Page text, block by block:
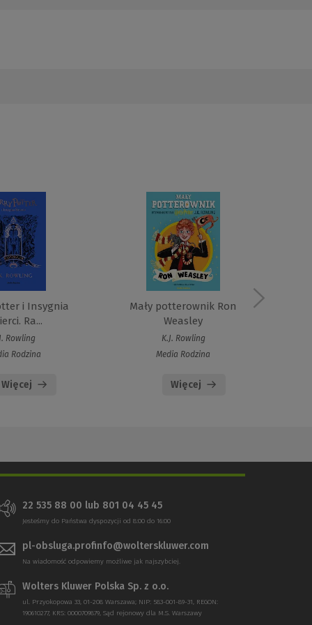
i Insygnia
Ra...
Rowling
Rodzina
Więcej
Mały potterownik Ron
Weasley
K.J. Rowling
Media Rodzina
Więcej
22 535 88 00 lub 801 04 45 45
Jesteśmy do Państwa dyspozycji od 8:00 do 16:00
pl-obsluga.profinfo@wolterskluwer.com
Na wiadomość odpowiemy możliwe jak najszybciej.
Wolters Kluwer Polska Sp. z o.o.
ul. Przyokopowa 33, 01-208 Warszawa; NIP: 583-001-89-31, REGON:
190610277, KRS: 0000709879, Sąd rejonowy dla M.S. Warszawy